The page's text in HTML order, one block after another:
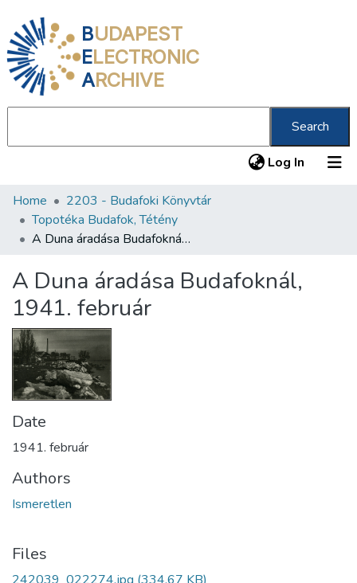
BUDAPEST
ELECTRONIC
ARCHIVE
Search
Log In (current)
Communities & Collections
All of DSpace
About us
Home
2203 - Budafoki Könyvtár
Topotéka Budafok, Tétény
A Duna áradása Budafoknál, 1941. február
A Duna áradása Budafoknál,
1941. február
Date
1941. február
Authors
Ismeretlen
Files